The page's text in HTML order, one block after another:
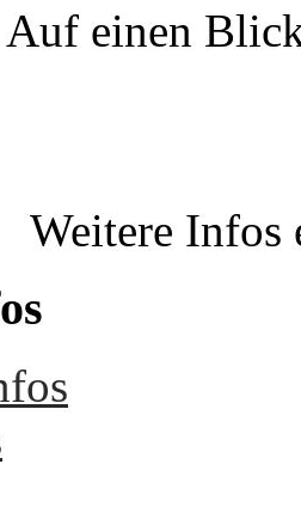
Auf einen
Weitere Infos